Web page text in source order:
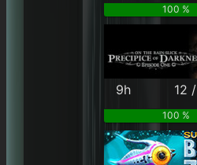
100 %
9h 12
100 %